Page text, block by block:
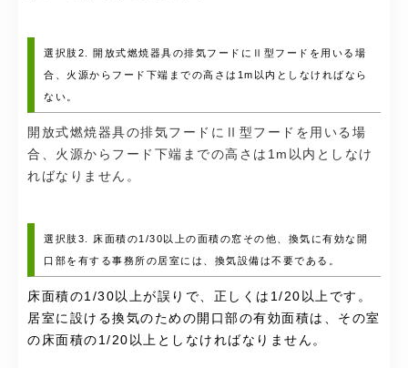
選択肢2. 開放式燃焼器具の排気フードにⅡ型フードを用いる場
合、火源からフード下端までの高さは1m以内としなければなら
ない。
開放式燃焼器具の排気フードにⅡ型フードを用いる場
合、火源からフード下端までの高さは1m以内としなけ
ればなりません。
選択肢3. 床面積の1/30以上の面積の窓その他、換気に有効な開
口部を有する事務所の居室には、換気設備は不要である。
床面積の1/30以上が誤りで、正しくは1/20以上です。
居室に設ける換気のための開口部の有効面積は、その室
の床面積の1/20以上としなければなりません。